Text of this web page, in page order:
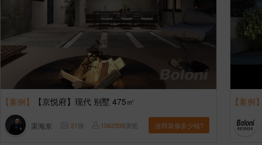
【案例】 【京悦府】现代 别墅 475㎡
渠海东 21张 1062598浏览 这样装修多少钱?
【案例